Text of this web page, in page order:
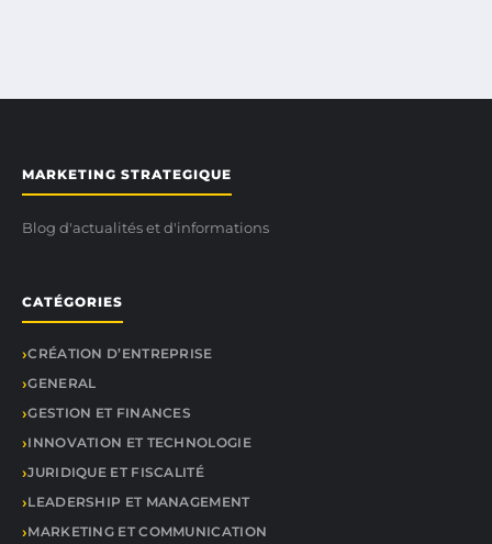
MARKETING STRATEGIQUE
Blog d'actualités et d'informations
CATÉGORIES
CRÉATION D’ENTREPRISE
GENERAL
GESTION ET FINANCES
INNOVATION ET TECHNOLOGIE
JURIDIQUE ET FISCALITÉ
LEADERSHIP ET MANAGEMENT
MARKETING ET COMMUNICATION